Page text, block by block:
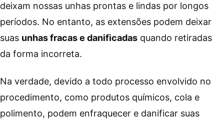
deixam nossas unhas prontas e lindas por longos
períodos. No entanto, as extensões podem deixar
suas unhas fracas e danificadas quando retiradas
da forma incorreta.
Na verdade, devido a todo processo envolvido no
procedimento, como produtos químicos, cola e
polimento, podem enfraquecer e danificar suas